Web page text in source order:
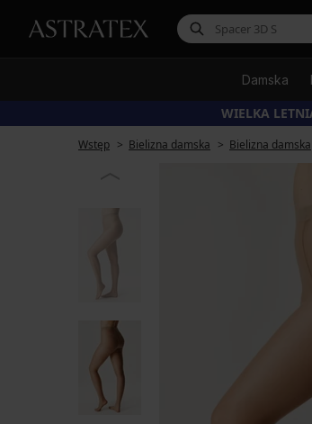
Damska
WIELKA
Wstęp Bielizna damska Bielizna damska